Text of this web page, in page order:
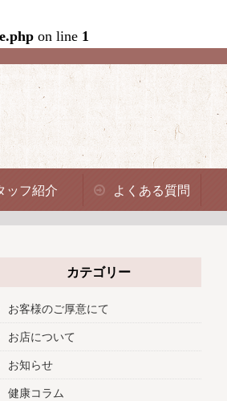
on line 1
ッフ紹介 よくある質問
カテゴリー
お客様のご厚意にて
お店について
お知らせ
健康コラム